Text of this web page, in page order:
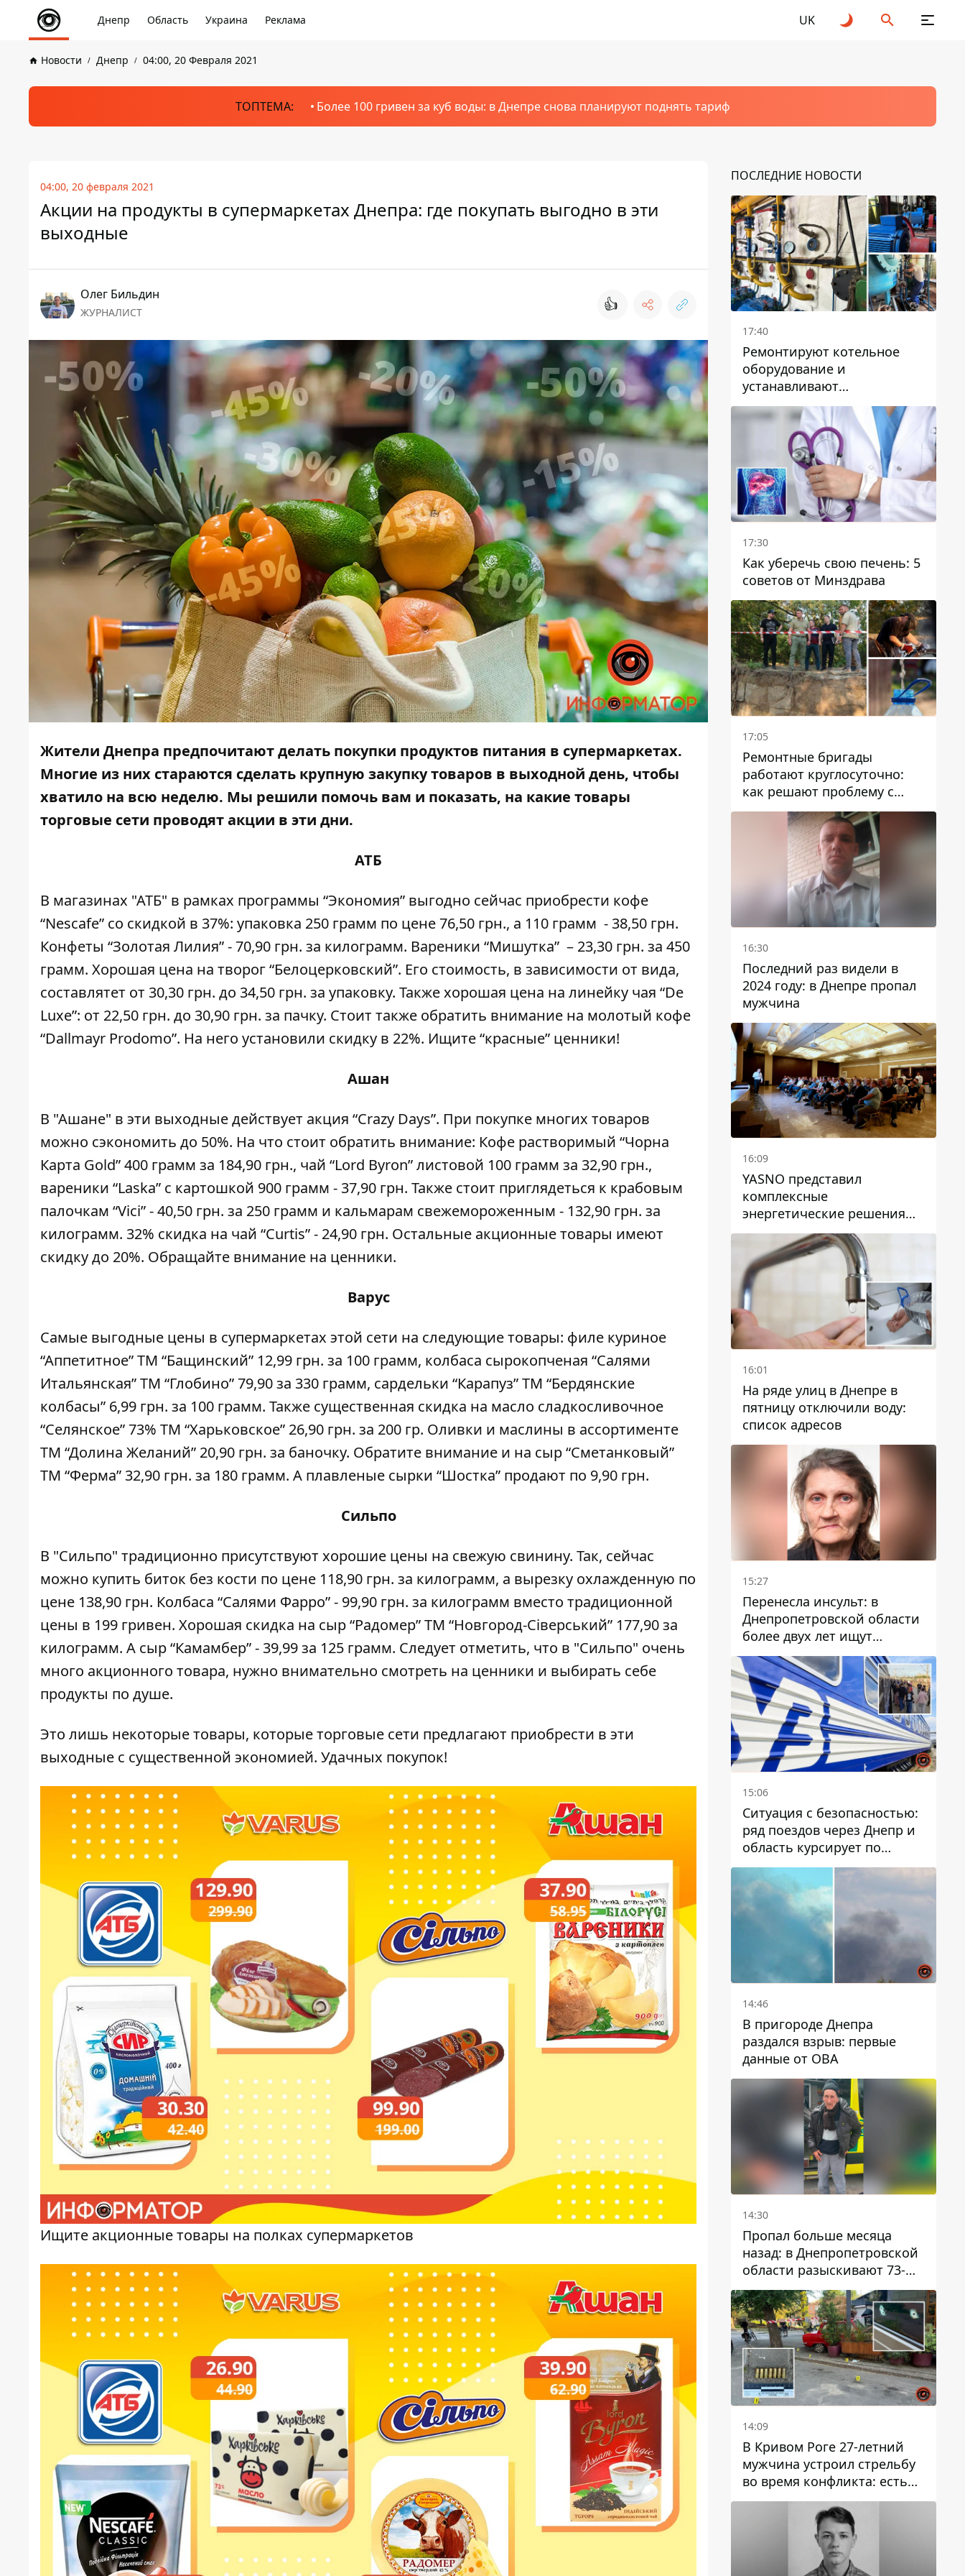
Днепр Область Украина Реклама UK
Новости Днепр 04:00, 20 Февраля 2021
ТОПТЕМА: Более 100 гривен за куб воды: в Днепре снова планируют поднять тариф
04:00, 20 февраля 2021
Акции на продукты в супермаркетах Днепра: где покупать выгодно в эти
выходные
Олег Бильдин
ЖУРНАЛИСТ 👍
Жители Днепра предпочитают делать покупки продуктов питания в супермаркетах.
Многие из них стараются сделать крупную закупку товаров в выходной день, чтобы
хватило на всю неделю. Мы решили помочь вам и показать, на какие товары
торговые сети проводят акции в эти дни.
АТБ
В магазинах "АТБ" в рамках программы “Экономия” выгодно сейчас приобрести кофе
“Nescafe” со скидкой в 37%: упаковка 250 грамм по цене 76,50 грн., а 110 грамм - 38,50 грн.
Конфеты “Золотая Лилия” - 70,90 грн. за килограмм. Вареники “Мишутка” – 23,30 грн. за 450
грамм. Хорошая цена на творог “Белоцерковский”. Его стоимость, в зависимости от вида,
составлятет от 30,30 грн. до 34,50 грн. за упаковку. Также хорошая цена на линейку чая “De
Luxe”: от 22,50 грн. до 30,90 грн. за пачку. Стоит также обратить внимание на молотый кофе
“Dallmayr Prodomo”. На него установили скидку в 22%. Ищите “красные” ценники!
Ашан
В "Ашане" в эти выходные действует акция “Crazy Days”. При покупке многих товаров
можно сэкономить до 50%. На что стоит обратить внимание: Кофе растворимый “Чорна
Карта Gold” 400 грамм за 184,90 грн., чай “Lord Byron” листовой 100 грамм за 32,90 грн.,
вареники “Laska” с картошкой 900 грамм - 37,90 грн. Также стоит приглядеться к крабовым
палочкам “Vici” - 40,50 грн. за 250 грамм и кальмарам свежемороженным - 132,90 грн. за
килограмм. 32% скидка на чай “Curtis” - 24,90 грн. Остальные акционные товары имеют
скидку до 20%. Обращайте внимание на ценники.
Варус
Самые выгодные цены в супермаркетах этой сети на следующие товары: филе куриное
“Аппетитное” ТМ “Бащинский” 12,99 грн. за 100 грамм, колбаса сырокопченая “Салями
Итальянская” ТМ “Глобино” 79,90 за 330 грамм, сардельки “Карапуз” ТМ “Бердянские
колбасы” 6,99 грн. за 100 грамм. Также существенная скидка на масло сладкосливочное
“Селянское” 73% ТМ “Харьковское” 26,90 грн. за 200 гр. Оливки и маслины в ассортименте
ТМ “Долина Желаний” 20,90 грн. за баночку. Обратите внимание и на сыр “Сметанковый”
ТМ “Ферма” 32,90 грн. за 180 грамм. А плавленые сырки “Шостка” продают по 9,90 грн.
Сильпо
В "Сильпо" традиционно присутствуют хорошие цены на свежую свинину. Так, сейчас
можно купить биток без кости по цене 118,90 грн. за килограмм, а вырезку охлажденную по
цене 138,90 грн. Колбаса “Салями Фарро” - 99,90 грн. за килограмм вместо традиционной
цены в 199 гривен. Хорошая скидка на сыр “Радомер” ТМ “Новгород-Сіверський” 177,90 за
килограмм. А сыр “Камамбер” - 39,99 за 125 грамм. Следует отметить, что в "Сильпо" очень
много акционного товара, нужно внимательно смотреть на ценники и выбирать себе
продукты по душе.
Это лишь некоторые товары, которые торговые сети предлагают приобрести в эти
выходные с существенной экономией. Удачных покупок!
Ищите акционные товары на полках супермаркетов
ПОСЛЕДНИЕ НОВОСТИ
17:40
Ремонтируют котельное
оборудование и
устанавливают
генераторные установки:
как в Днепре готовятся к
отопительному сезону
17:30
Как уберечь свою печень: 5
советов от Минздрава
17:05
Ремонтные бригады
работают круглосуточно:
как решают проблему с
водой в Марганецкой
громаде
16:30
Последний раз видели в
2024 году: в Днепре пропал
мужчина
16:09
YASNO представил
комплексные
энергетические решения
для бизнеса в Днепре
16:01
На ряде улиц в Днепре в
пятницу отключили воду:
список адресов
15:27
Перенесла инсульт: в
Днепропетровской области
более двух лет ищут
пропавшую женщину
15:06
Ситуация с безопасностью:
ряд поездов через Днепр и
область курсирует по
измененному маршруту, а
часть пути заменили
автобусами и электричками
14:46
В пригороде Днепра
раздался взрыв: первые
данные от ОВА
14:30
Пропал больше месяца
назад: в Днепропетровской
области разыскивают 73-
летнего мужчину
14:09
В Кривом Роге 27-летний
мужчина устроил стрельбу
во время конфликта: есть
раненый